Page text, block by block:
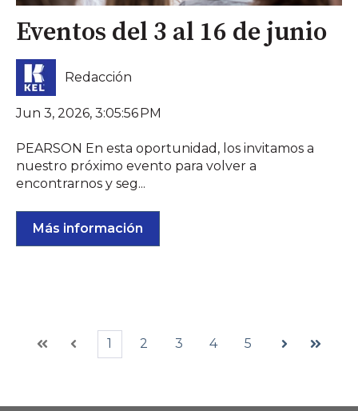
Eventos del 3 al 16 de junio
Redacción
Jun 3, 2026, 3:05:56 PM
PEARSON En esta oportunidad, los invitamos a
nuestro próximo evento para volver a
encontrarnos y seg...
Más información
PrimeraAnterior
1 2 3 4 5
Siguiente
Última